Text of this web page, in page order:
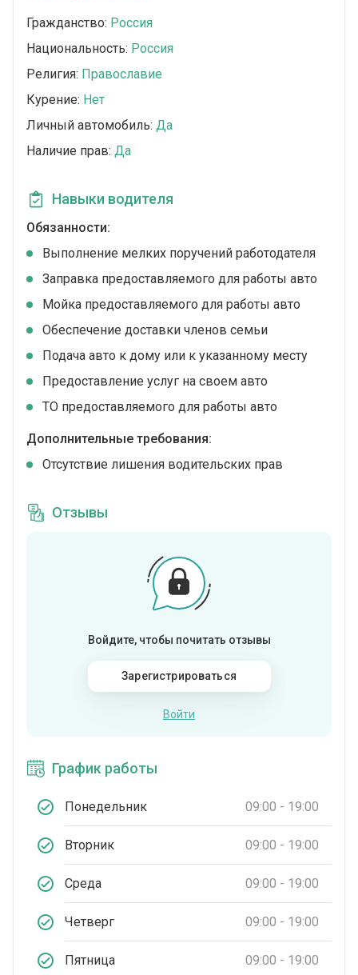
Гражданство: Россия
Национальность: Россия
Религия: Православие
Курение: Нет
Личный автомобиль: Да
Наличие прав: Да
Навыки водителя
Обязанности:
Выполнение мелких поручений работодателя
Заправка предоставляемого для работы авто
Мойка предоставляемого для работы авто
Обеспечение доставки членов семьи
Подача авто к дому или к указанному месту
Предоставление услуг на своем авто
ТО предоставляемого для работы авто
Дополнительные требования:
Отсутствие лишения водительских прав
Отзывы
Войдите, чтобы почитать отзывы
Зарегистрироваться
Войти
График работы
Понедельник 09:00 - 19:00
Вторник 09:00 - 19:00
Среда 09:00 - 19:00
Четверг 09:00 - 19:00
Пятница 09:00 - 19:00